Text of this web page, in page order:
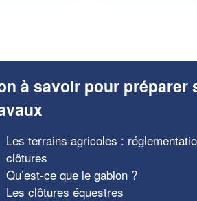
à savoir pour préparer
Les terrains agricoles :
clôtures
Qu’est-ce que le gabion ?
Les clôtures équestres